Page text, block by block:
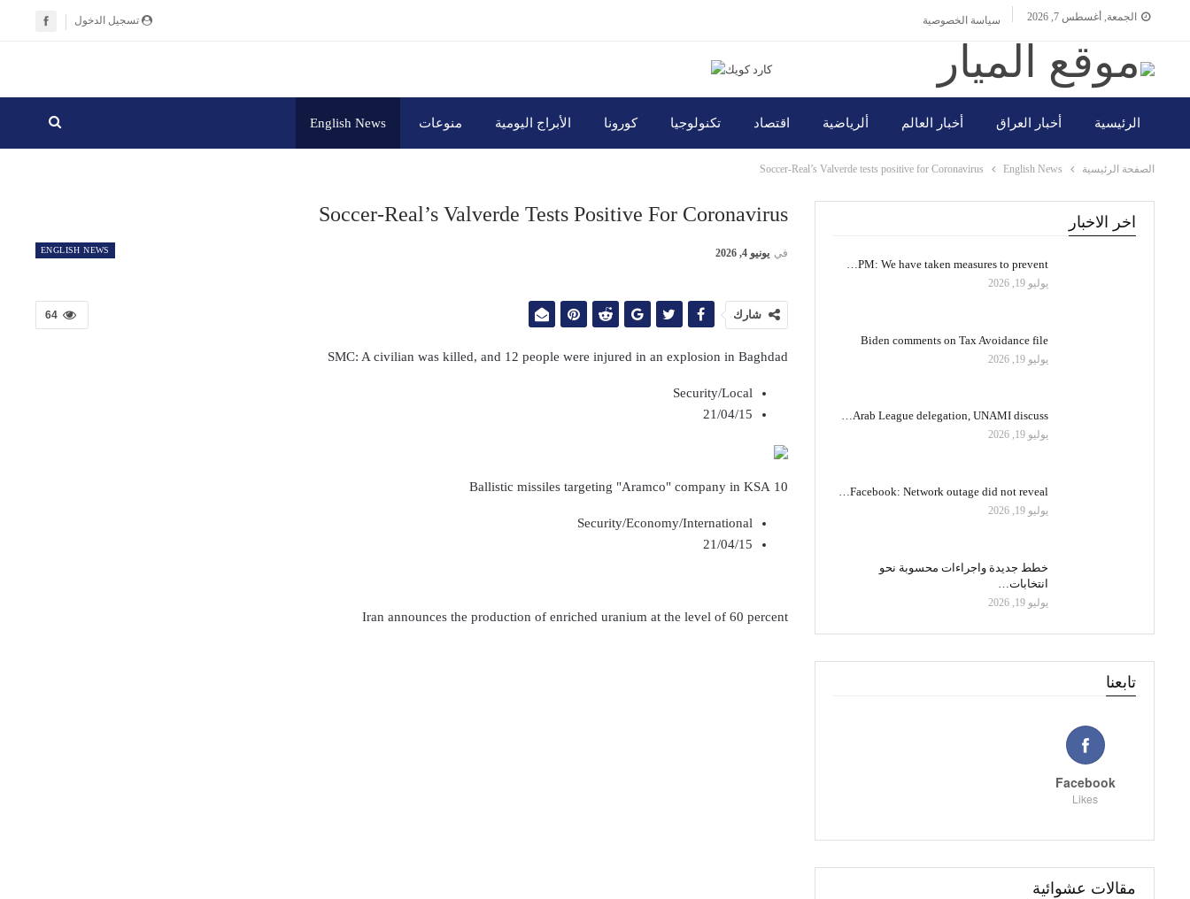
تسجيل الدخول الجمعة, أغسطس 7, 2026 سياسة الخصوصية
الرئيسية أخبار العراق أخبار العالم ألرياضية اقتصاد تكنولوجيا كورونا الأبراج اليومية منوعات English News
الصفحة الرئيسية English News
Soccer-Real’s Valverde tests positive for Coronavirus
Soccer-Real’s Valverde Tests Positive For Coronavirus
ENGLISH NEWS في يونيو 4, 2026
64 شارك
SMC: A civilian was killed, and 12 people were injured in an explosion in Baghdad
Security/Local
21/04/15
10 Ballistic missiles targeting "Aramco" company in KSA
Security/Economy/International
21/04/15
Iran announces the production of enriched uranium at the level of 60 percent
اخر الاخبار
PM: We have taken measures to prevent…
يوليو 19, 2026
Biden comments on Tax Avoidance file
يوليو 19, 2026
Arab League delegation, UNAMI discuss…
يوليو 19, 2026
Facebook: Network outage did not reveal…
يوليو 19, 2026
خطط جديدة واجراءات محسوبة نحو
انتخابات…
يوليو 19, 2026
تابعنا
Facebook
Likes
مقالات عشوائية